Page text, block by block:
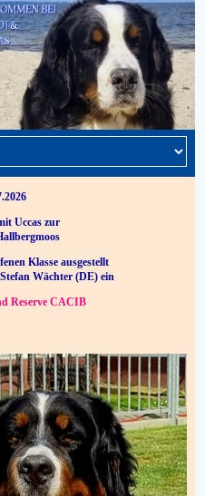
Uccas zur
Klasse ausgestellt
Wächter (DE) ein
Reserve CACIB